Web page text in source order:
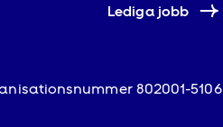
Lediga jobb
802001-5106